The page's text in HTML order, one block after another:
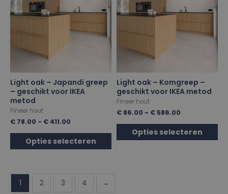
Light oak – Japandi greep
– geschikt voor IKEA
metod
Fineer hout
€ 78.00 - € 411.00
Opties selecteren
Light oak – Komgreep –
geschikt voor IKEA metod
Fineer hout
€ 86.00 - € 586.00
Opties selecteren
1 2 3 4 →